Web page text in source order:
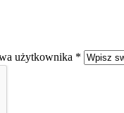
użytkownika *